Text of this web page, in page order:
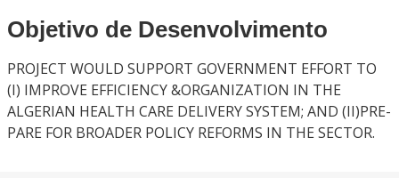
Objetivo de Desenvolvimento
PROJECT WOULD SUPPORT GOVERNMENT EFFORT TO
(I) IMPROVE EFFICIENCY &ORGANIZATION IN THE
ALGERIAN HEALTH CARE DELIVERY SYSTEM; AND (II)PRE-
PARE FOR BROADER POLICY REFORMS IN THE SECTOR.